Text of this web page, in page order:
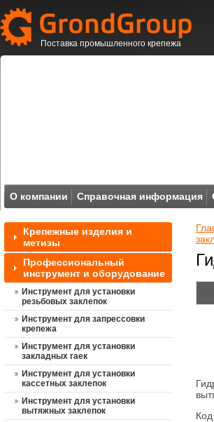
Поставка промышленного крепежа
О компании Справочная информация
Крепежные изделия и
метизы
Профессиональный
инструмент и оборудование
Инструмент для установки
резьбовых заклепок
Инструмент для запрессовки
крепежа
Инструмент для установки
закладных гаек
Инструмент для установки
кассетных заклепок
Инструмент для установки
вытяжных заклепок